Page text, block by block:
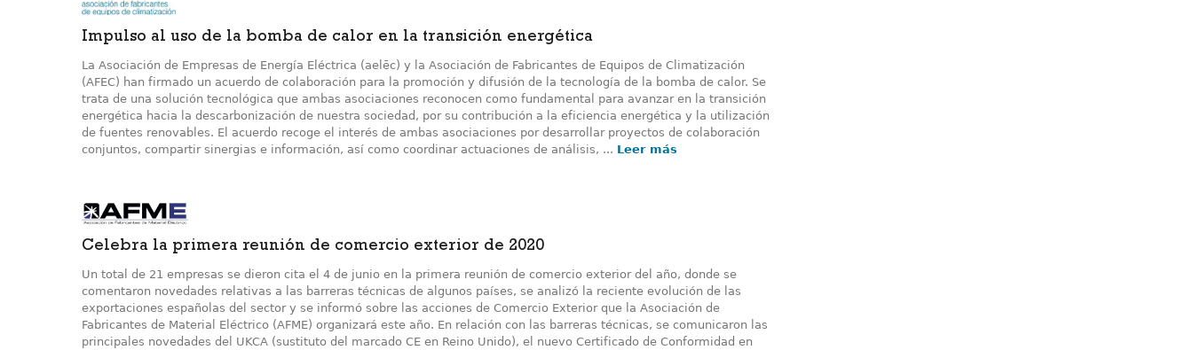
Impulso al uso de la bomba de calor en la transición energética
La Asociación de Empresas de Energía Eléctrica (aelēc) y la Asociación de Fabricantes de Equipos de Climatización
(AFEC) han firmado un acuerdo de colaboración para la promoción y difusión de la tecnología de la bomba de calor. Se
trata de una solución tecnológica que ambas asociaciones reconocen como fundamental para avanzar en la transición
energética hacia la descarbonización de nuestra sociedad, por su contribución a la eficiencia energética y la utilización
de fuentes renovables. El acuerdo recoge el interés de ambas asociaciones por desarrollar proyectos de colaboración
conjuntos, compartir sinergias e información, así como coordinar actuaciones de análisis, ... Leer más
Celebra la primera reunión de comercio exterior de 2020
Un total de 21 empresas se dieron cita el 4 de junio en la primera reunión de comercio exterior del año, donde se
comentaron novedades relativas a las barreras técnicas de algunos países, se analizó la reciente evolución de las
exportaciones españolas del sector y se informó sobre las acciones de Comercio Exterior que la Asociación de
Fabricantes de Material Eléctrico (AFME) organizará este año. En relación con las barreras técnicas, se comunicaron las
principales novedades del UKCA (sustituto del marcado CE en Reino Unido), el nuevo Certificado de Conformidad en